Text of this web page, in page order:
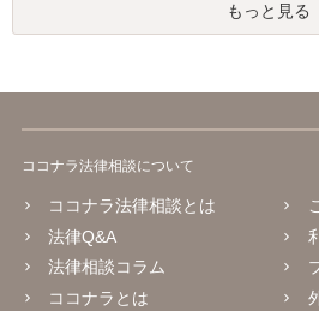
もっと見る
ココナラ法律相談について
ココナラ法律相談とは
法律Q&A
法律相談コラム
ココナラとは